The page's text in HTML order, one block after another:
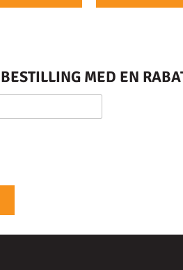
MED EN